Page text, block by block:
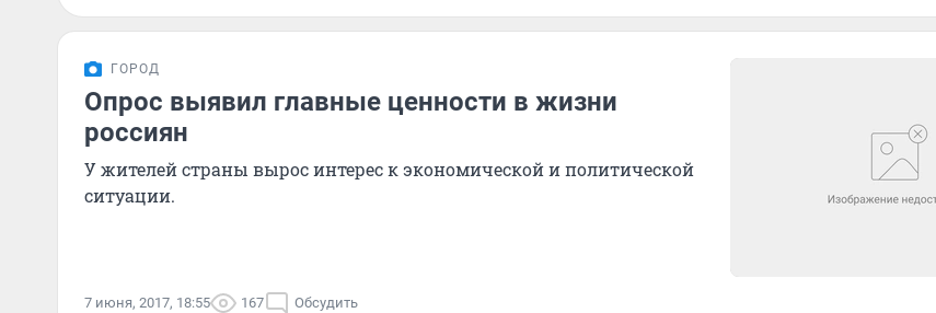
ГОРОД
Опрос выявил главные ценности в жизни
россиян
У жителей страны вырос интерес к экономической и политической
ситуации.
7 июня, 2017, 18:55 167 Обсудить